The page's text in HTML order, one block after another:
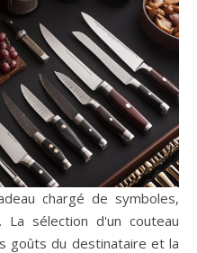
chargé de symboles,
sélection d'un couteau
goûts du destinataire et la